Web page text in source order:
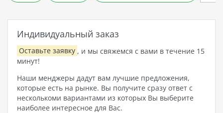
Индивидуальный заказ
Оставьте заявку , и мы свяжемся с вами в течение 15
минут!
Наши менджеры дадут вам лучшие предложения,
которые есть на рынке. Вы получите сразу ответ с
несколькоми вариантами из которых Вы выберите
наиболее интересное для Вас.